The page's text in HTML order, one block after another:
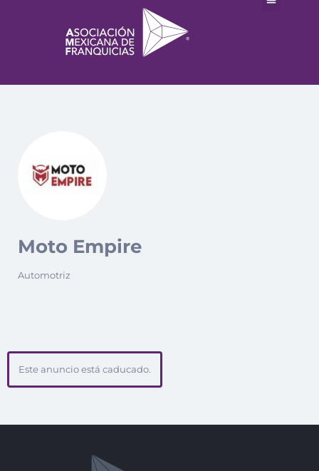
Moto Empire
Automotriz
Este anuncio está caducado.